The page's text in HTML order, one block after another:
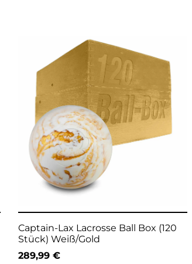
Captain-Lax Lacrosse Ball Box (120
Stück) Weiß/Gold
289,99 €